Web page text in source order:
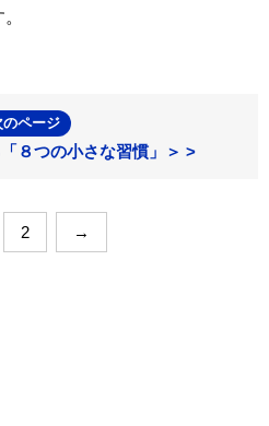
のページ
８つの小さな習慣」＞ >
2 →